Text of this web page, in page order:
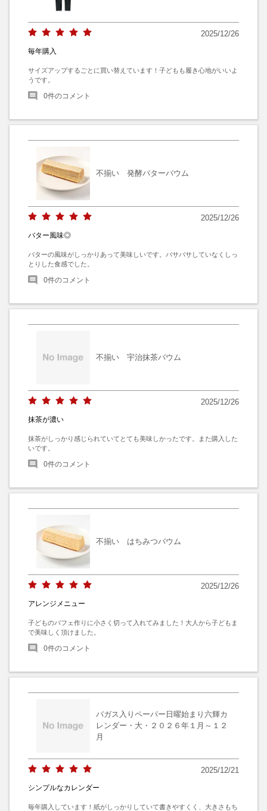
2025/12/26
毎年購入
サイズアップするごとに買い替えています！子どもも履き心地がいいよ
うです。
0件のコメント
不揃い 発酵バターバウム
2025/12/26
バター風味◎
バターの風味がしっかりあって美味しいです。パサパサしていなくしっ
とりした食感でした。
0件のコメント
不揃い 宇治抹茶バウム
2025/12/26
抹茶が濃い
抹茶がしっかり感じられていてとても美味しかったです。また購入した
いです。
0件のコメント
不揃い はちみつバウム
2025/12/26
アレンジメニュー
子どものパフェ作りに小さく切って入れてみました！大人から子どもま
で美味しく頂けました。
0件のコメント
バガス入りペーパー日曜始まり六輝カ
レンダー・大・２０２６年１月～１２
月
2025/12/21
シンプルなカレンダー
毎年購入しています！紙がしっかりしていて書きやすくく、大きさもち